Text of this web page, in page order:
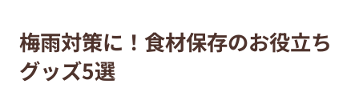
梅雨対策に！食材保存のお役立ち
グッズ5選